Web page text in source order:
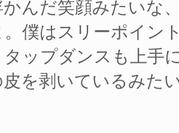
かんだ笑顔みたいな
。僕はスリーポイン
タップダンスも上手
を剥いているみた